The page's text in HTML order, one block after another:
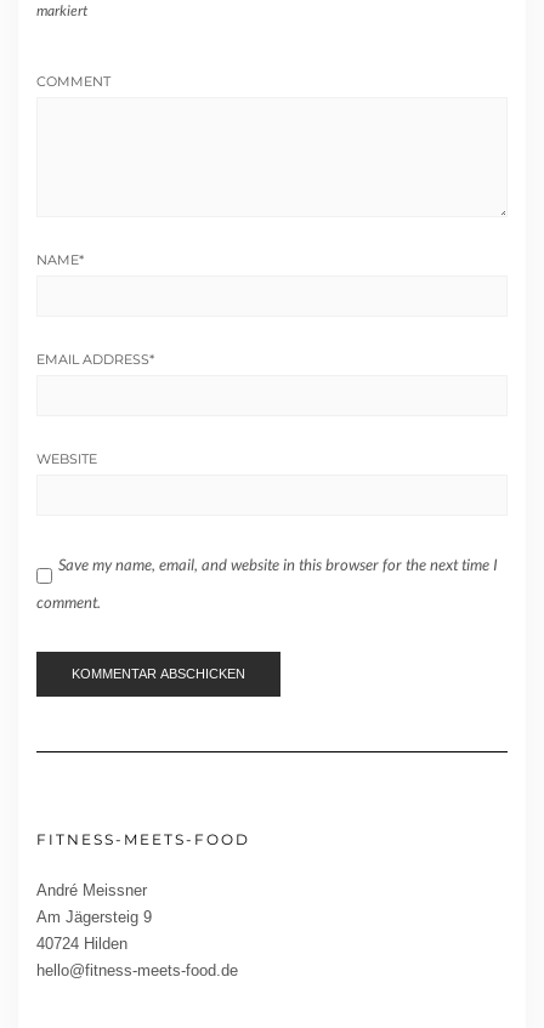
markiert
COMMENT
NAME*
EMAIL ADDRESS*
WEBSITE
Save my name, email, and website in this browser for the next time I
comment.
FITNESS-MEETS-FOOD
André Meissner
Am Jägersteig 9
40724 Hilden
hello@fitness-meets-food.de